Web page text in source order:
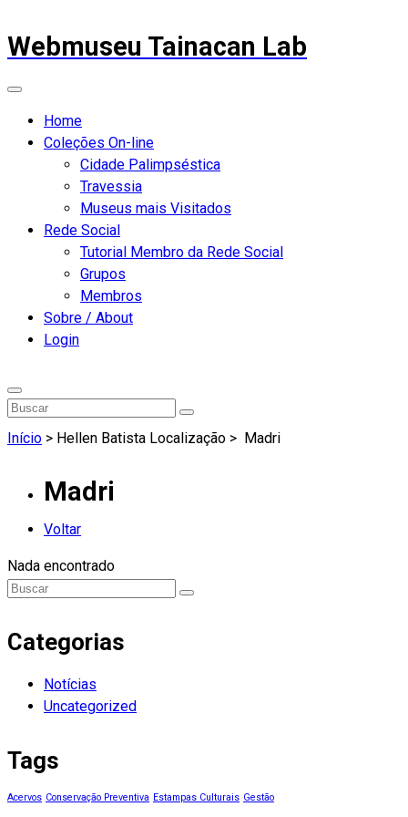
Webmuseu Tainacan Lab
Home
Coleções On-line
Cidade Palimpséstica
Travessia
Museus mais Visitados
Rede Social
Tutorial Membro da Rede Social
Grupos
Membros
Sobre / About
Login
Início > Hellen Batista Localização > Madri
Madri
Voltar
Nada encontrado
Categorias
Notícias
Uncategorized
Tags
Acervos Conservação Preventiva Estampas Culturais Gestão